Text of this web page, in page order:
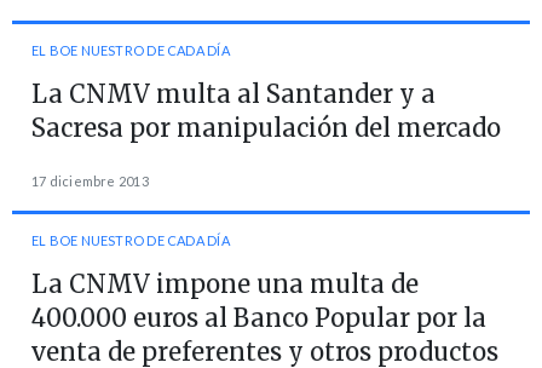
EL BOE NUESTRO DE CADA DÍA
La CNMV multa al Santander y a
Sacresa por manipulación del mercado
17 diciembre 2013
EL BOE NUESTRO DE CADA DÍA
La CNMV impone una multa de
400.000 euros al Banco Popular por la
venta de preferentes y otros productos